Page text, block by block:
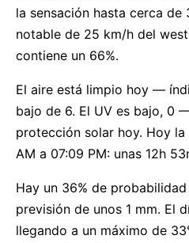
la sensación hasta cerca de
notable de 25 km/h del
contiene un 66%.
El aire está limpio hoy —
bajo de 6. El UV es bajo, 0
protección solar hoy. Hoy
AM a 07:09 PM: unas 12h
Hay un 36% de
previsión de unos 1 mm. El
llegando a un máximo de